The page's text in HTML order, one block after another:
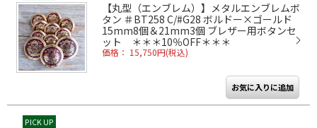
【丸型（エンブレム）】メタルエンブレムボ
タン ＃BT258 C/#G28 ボルドー×ゴールド
15mm8個＆21mm3個 ブレザー用ボタンセ
ット ＊＊＊10％OFF＊＊＊
価格： 15,750円(税込)
PICK UP